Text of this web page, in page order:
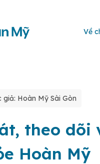
Về
giả: Hoàn Mỹ Sài Gòn
theo dõi
Hoàn Mỹ